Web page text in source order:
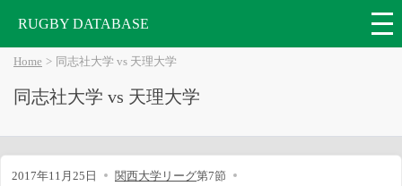
RUGBY DATABASE
Home 同志社大学 vs 天理大学
同志社大学 vs 天理大学
2017年11月25日 関西大学リーグ第7節